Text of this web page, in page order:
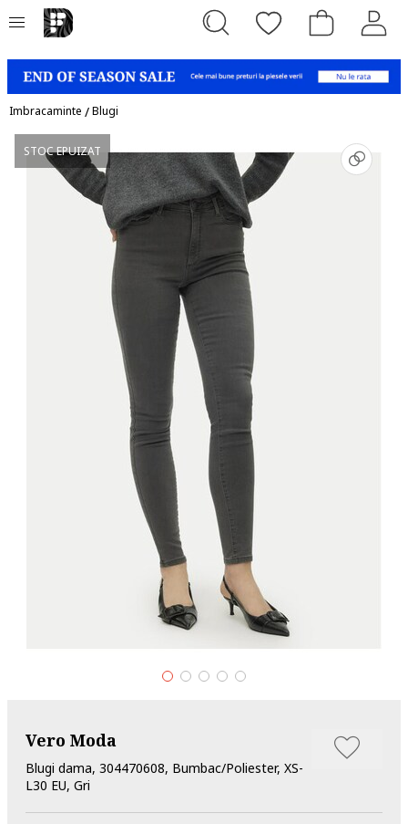
Imbracaminte /Blugi
STOC EPUIZAT
Vero Moda
Blugi dama, 304470608, Bumbac/Poliester, XS-
L30 EU, Gri